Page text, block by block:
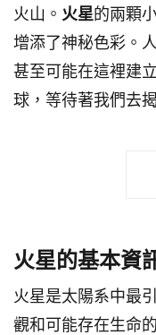
火山。 火星的兩顆
增添了神秘色彩。
甚至可能在這裡建
球，等待著我們去
火星的基本資
火星是太陽系中最
觀和可能存在生命